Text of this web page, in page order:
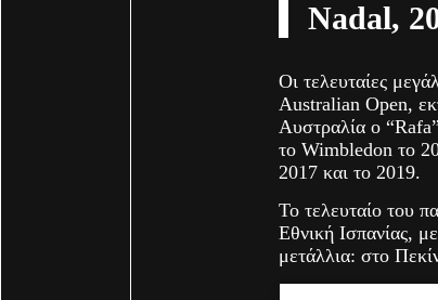
Nadal,
Οι τελευταίες
Australian Open,
Αυστραλία ο
το Wimbledon το
2017 και το 2019.
Το τελευταίο του
Εθνική Ισπανίας,
μετάλλια: στο